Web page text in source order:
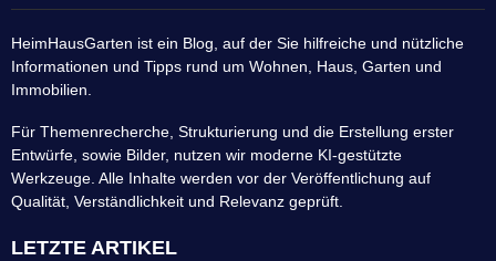
HeimHausGarten ist ein Blog, auf der Sie hilfreiche und nützliche
Informationen und Tipps rund um Wohnen, Haus, Garten und
Immobilien.
Für Themenrecherche, Strukturierung und die Erstellung erster
Entwürfe, sowie Bilder, nutzen wir moderne KI-gestützte
Werkzeuge. Alle Inhalte werden vor der Veröffentlichung auf
Qualität, Verständlichkeit und Relevanz geprüft.
LETZTE ARTIKEL